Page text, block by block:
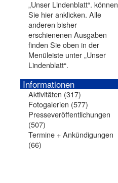
„Unser Lindenblatt“. können
Sie hier anklicken. Alle
anderen bisher
erschienenen Ausgaben
finden Sie oben in der
Menüleiste unter „Unser
Lindenblatt“.
Informationen
Aktivitäten (317)
Fotogalerien (577)
Presseveröffentlichungen
(507)
Termine + Ankündigungen
(66)